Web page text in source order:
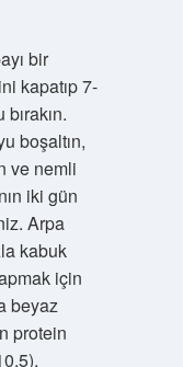
bir
kapatıp 7-
boşaltın,
ve nemli
iki gün
Arpa
kabuk
için
beyaz
protein